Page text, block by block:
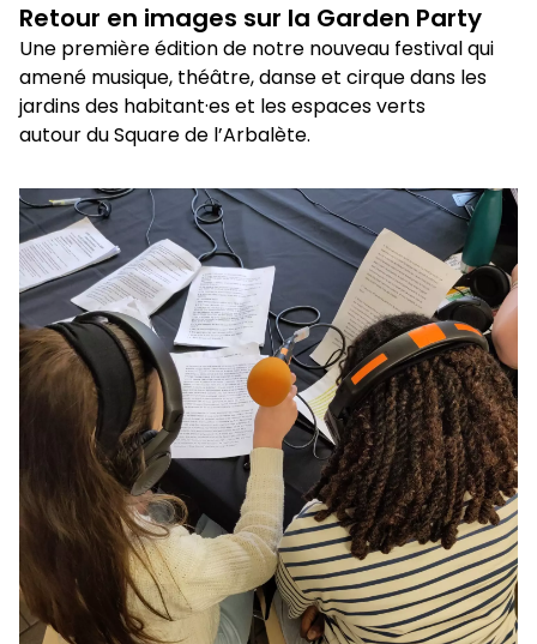
Retour en images sur la Garden Party
Une première édition de notre nouveau festival qui
amené musique, théâtre, danse et cirque dans les
jardins des habitant·es et les espaces verts
autour du Square de l’Arbalète.